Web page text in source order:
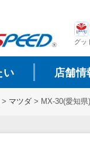
グッ
い 店舗情
> マツダ > MX-30(愛知県)